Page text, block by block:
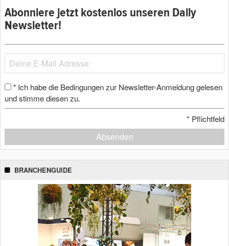
Abonniere jetzt kostenlos unseren Daily
Newsletter!
* Ich habe die Bedingungen zur Newsletter-Anmeldung gelesen
und stimme diesen zu.
* Pflichtfeld
Absenden
BRANCHENGUIDE